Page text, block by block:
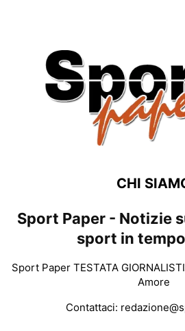
CHI
Sport Paper - Notizie
sport in
Sport Paper TESTATA
Amore
Contattaci: